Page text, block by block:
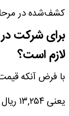
کشف‌شده در
برای شرکت
لازم است؟
با فرض آنکه